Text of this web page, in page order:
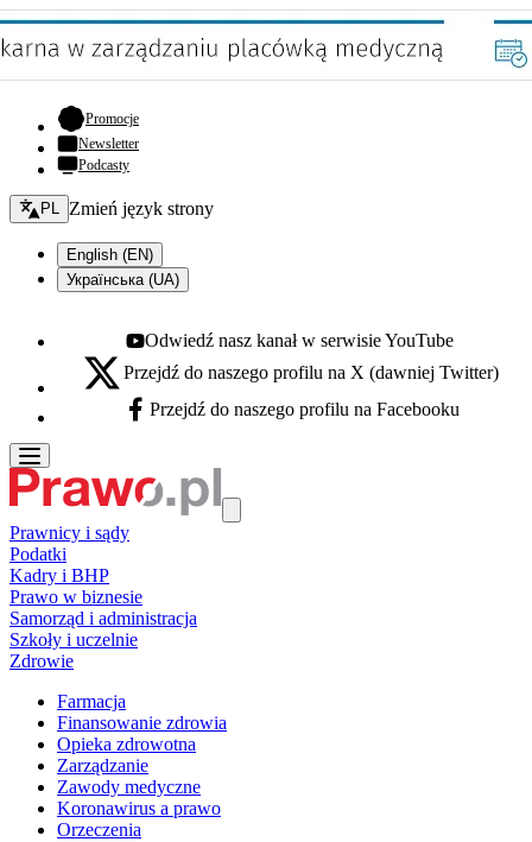
Promocje- otwiera się w nowej karcie
Newsletter
Podcasty
Zmień język - bieżący:
PL Zmień język strony
English (EN)
Українська (UA)
Youtube - otwiera się w nowej karcie
Odwiedź nasz kanał w serwisie YouTube
X - otwiera się w nowej karcie
Przejdź do naszego profilu na X (dawniej Twitter)
Facebook - otwiera się w nowej karcie
Przejdź do naszego profilu na Facebooku
Prawnicy i sądy
Podatki
Kadry i BHP
Prawo w biznesie
Samorząd i administracja
Szkoły i uczelnie
Zdrowie
Farmacja
Finansowanie zdrowia
Opieka zdrowotna
Zarządzanie
Zawody medyczne
Koronawirus a prawo
Orzeczenia